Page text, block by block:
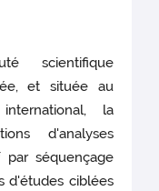
scientifique
et située au
la
d'analyses
par séquençage
d'études ciblées